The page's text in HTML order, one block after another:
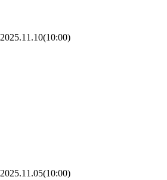
2025.11.10(10:00)
2025.11.05(10:00)